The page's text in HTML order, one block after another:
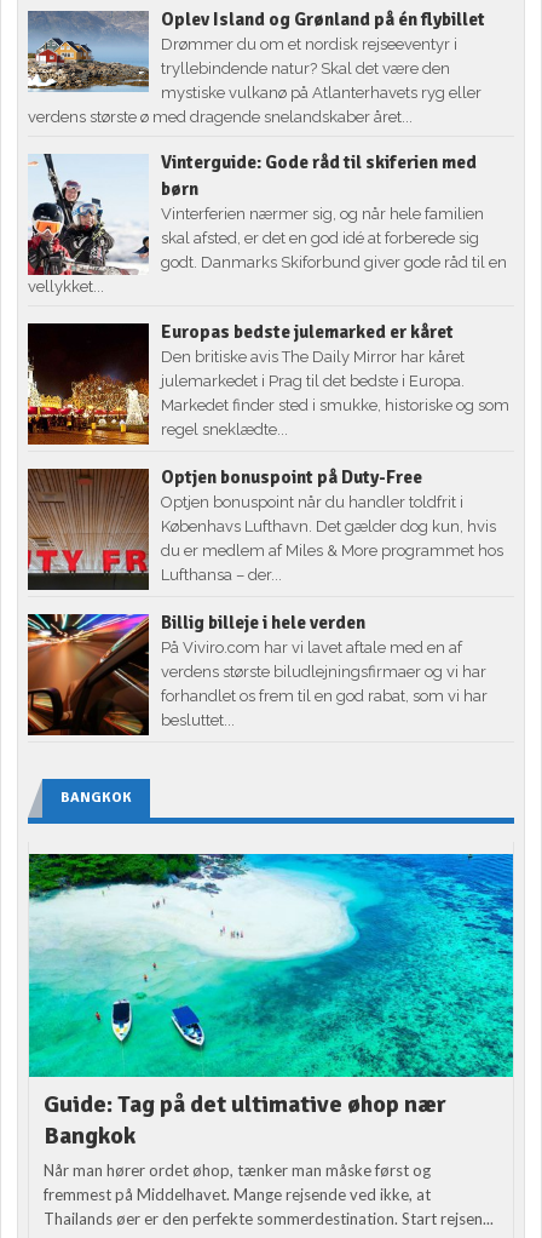
Oplev Island og Grønland på én flybillet
Drømmer du om et nordisk rejseeventyr i
tryllebindende natur? Skal det være den
mystiske vulkanø på Atlanterhavets ryg eller
verdens største ø med dragende snelandskaber året...
Vinterguide: Gode råd til skiferien med
børn
Vinterferien nærmer sig, og når hele familien
skal afsted, er det en god idé at forberede sig
godt. Danmarks Skiforbund giver gode råd til en
vellykket...
Europas bedste julemarked er kåret
Den britiske avis The Daily Mirror har kåret
julemarkedet i Prag til det bedste i Europa.
Markedet finder sted i smukke, historiske og som
regel sneklædte...
Optjen bonuspoint på Duty-Free
Optjen bonuspoint når du handler toldfrit i
Københavs Lufthavn. Det gælder dog kun, hvis
du er medlem af Miles & More programmet hos
Lufthansa – der...
Billig billeje i hele verden
På Viviro.com har vi lavet aftale med en af
verdens største biludlejningsfirmaer og vi har
forhandlet os frem til en god rabat, som vi har
besluttet...
BANGKOK
Guide: Tag på det ultimative øhop nær
Bangkok
Når man hører ordet øhop, tænker man måske først og
fremmest på Middelhavet. Mange rejsende ved ikke, at
Thailands øer er den perfekte sommerdestination. Start rejsen...